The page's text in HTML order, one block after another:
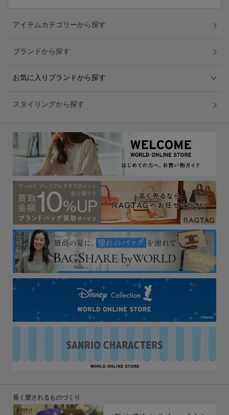
アイテムカテゴリーから探す
ブランドから探す
お気に入りブランドから探す
スタイリングから探す
長く愛されるものづくり